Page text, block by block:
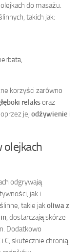
do masażu.
takich jak:
korzyści zarówno
relaksoraz
jej odżywienie i
olejkach
odgrywają
jak i
takie jakoliwa z
, dostarczają skórze
Dodatkowo
C, skutecznie chronią